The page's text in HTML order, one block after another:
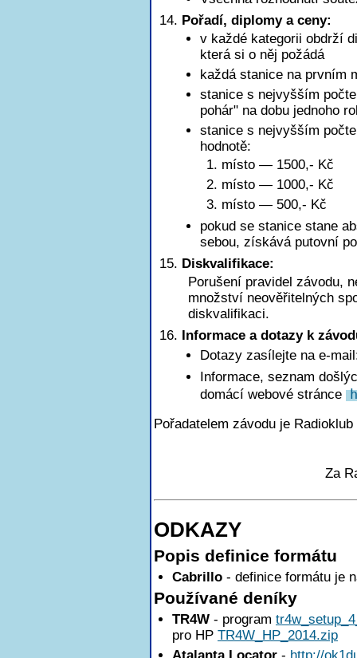
Pořadí, diplomy a ceny:
v každé kategorii obdrží
která si o něj požádá
každá stanice na prvním
stanice s nejvyšším
pohár" na dobu jednoho
stanice s nejvyšším
hodnotě:
1. místo — 1500,- Kč
2. místo — 1000,- Kč
3. místo — 500,- Kč
pokud se stanice stane
sebou, získává putovní
Diskvalifikace:
Porušení pravidel závodu,
množství neověřitelných
diskvalifikaci.
Informace a dotazy k
Dotazy zasílejte na e-
Informace, seznam
domácí webové stránce
Pořadatelem závodu je
Za
ODKAZY
Popis definice formátu
Cabrillo - definice formátu je
Používané deníky
TR4W - program
pro HP TR4W_HP_2014.zip